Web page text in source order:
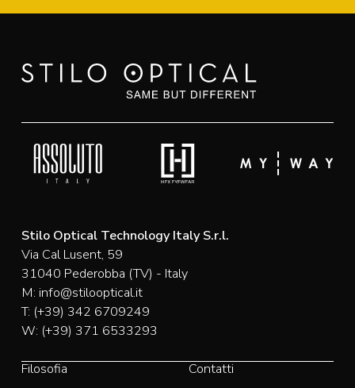
Stilo Optical Technology Italy S.r.l.
Via Cal Lusent, 59
31040 Pederobba (TV) - Italy
M: info@stilooptical.it
T: (+39) 342 6709249
W: (+39) 371 6533293
Filosofia Contatti